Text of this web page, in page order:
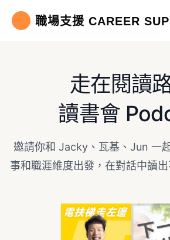
職場支援 CAREER
走在閱讀
讀書會
邀請你和 Jacky、瓦基、Jun 一
事和職涯維度出發，在對話中讀